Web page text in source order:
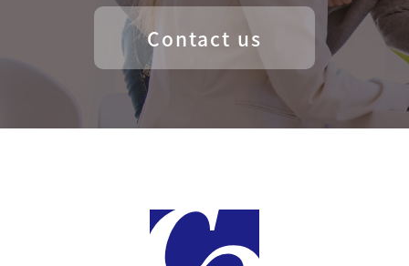
Contact us